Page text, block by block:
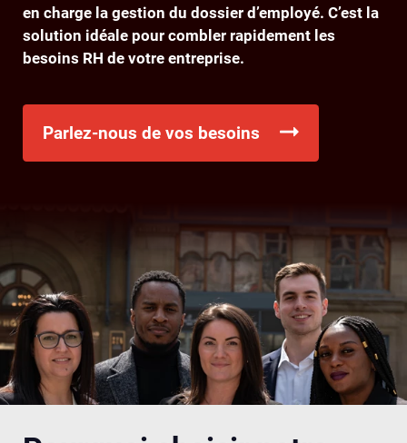
en charge la gestion du dossier d’employé. C’est la
solution idéale pour combler rapidement les
besoins RH de votre entreprise.
Parlez-nous de vos besoins